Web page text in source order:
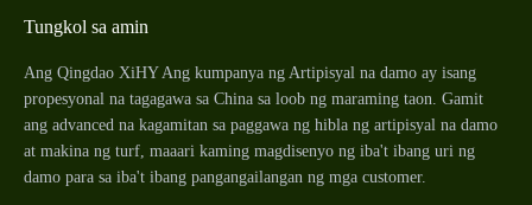
Tungkol sa amin
Ang Qingdao XiHY Ang kumpanya ng Artipisyal na damo ay isang
propesyonal na tagagawa sa China sa loob ng maraming taon. Gamit
ang advanced na kagamitan sa paggawa ng hibla ng artipisyal na damo
at makina ng turf, maaari kaming magdisenyo ng iba't ibang uri ng
damo para sa iba't ibang pangangailangan ng mga customer.